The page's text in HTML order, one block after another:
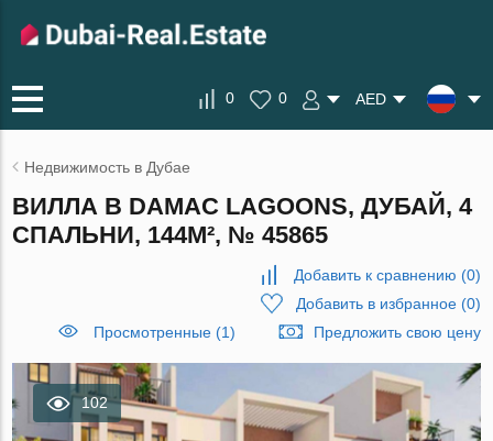
0 0 AED
Недвижимость в Дубае
ВИЛЛА В DAMAC LAGOONS, ДУБАЙ, 4
СПАЛЬНИ, 144М², № 45865
Добавить к сравнению (0)
Добавить в избранное(0)
Просмотренные (1)
Предложить свою цену
102